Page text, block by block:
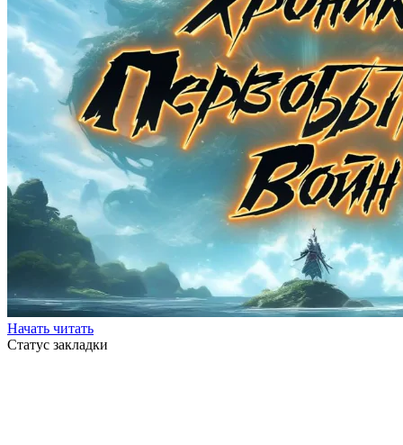
Начать читать
Статус закладки